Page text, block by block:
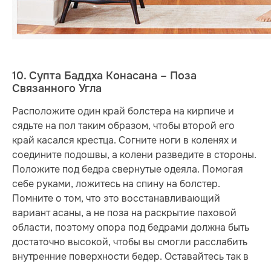
10. Супта Баддха Конасана – Поза
Связанного Угла
Расположите один край болстера на кирпиче и
сядьте на пол таким образом, чтобы второй его
край касался крестца. Согните ноги в коленях и
соедините подошвы, а колени разведите в стороны.
Положите под бедра свернутые одеяла. Помогая
себе руками, ложитесь на спину на болстер.
Помните о том, что это восстанавливающий
вариант асаны, а не поза на раскрытие паховой
области, поэтому опора под бедрами должна быть
достаточно высокой, чтобы вы смогли расслабить
внутренние поверхности бедер. Оставайтесь так в